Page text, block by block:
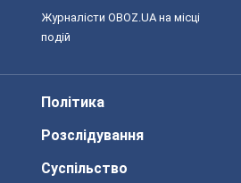
Журналісти OBOZ.UA на місці
подій
Політика
Розслідування
Суспільство